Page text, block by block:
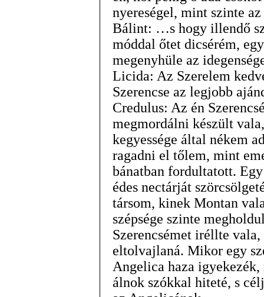
nyereségel, mint szinte
Bálint: …s hogy illendő
móddal őtet dicsérém,
megenyhüle az
Licida: Az Szerelem
Szerencse az legjobb
Credulus: Az én
megmordálni készült
kegyessége által nékem
ragadni el tőlem, mint
bánatban fordultatott.
édes nectárját
társom, kinek Montan
szépsége szinte
Szerencsémet iréllte
eltolvajlaná. Mikor egy
Angelica haza
álnok szókkal hiteté, s